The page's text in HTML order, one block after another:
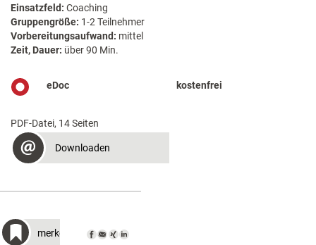
Einsatzfeld: Coaching
Gruppengröße: 1-2 Teilnehmer
Vorbereitungsaufwand: mittel
Zeit, Dauer: über 90 Min.
eDoc kostenfrei
PDF-Datei, 14 Seiten
Downloaden
merken